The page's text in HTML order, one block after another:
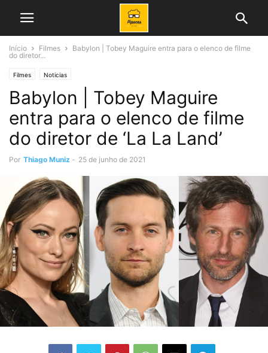
Início Filmes
Babylon | Tobey Maguire entra para o elenco de filme
do diretor...
Filmes Noticias
Babylon | Tobey Maguire
entra para o elenco de filme
do diretor de ‘La La Land’
Por Thiago Muniz - 25 de junho de 2021